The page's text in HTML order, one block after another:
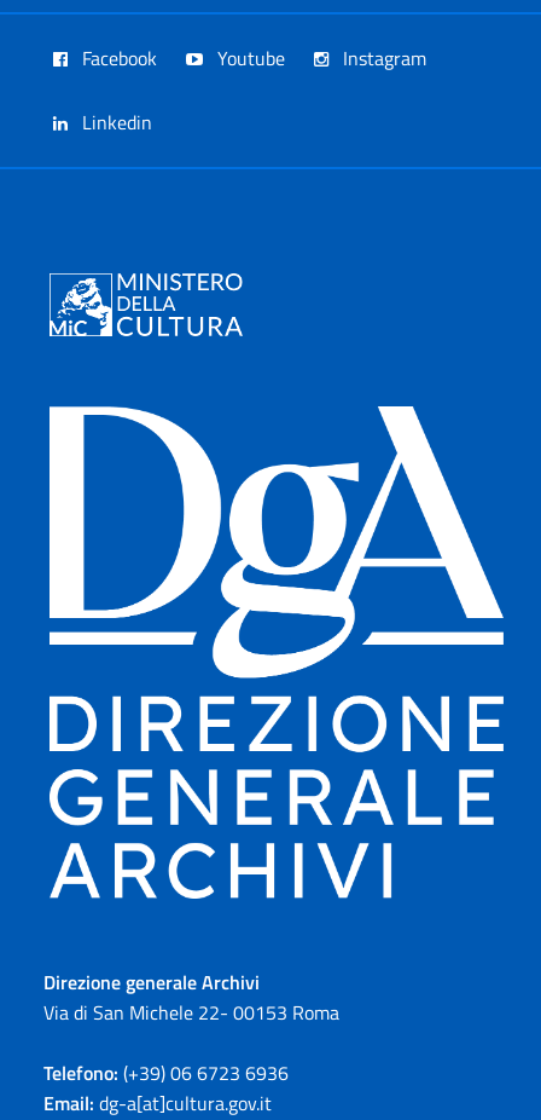
Facebook Youtube Instagram
Linkedin
Direzione generale Archivi
Via di San Michele 22- 00153 Roma
Telefono: (+39) 06 6723 6936
Email: dg-a[at]cultura.gov.it